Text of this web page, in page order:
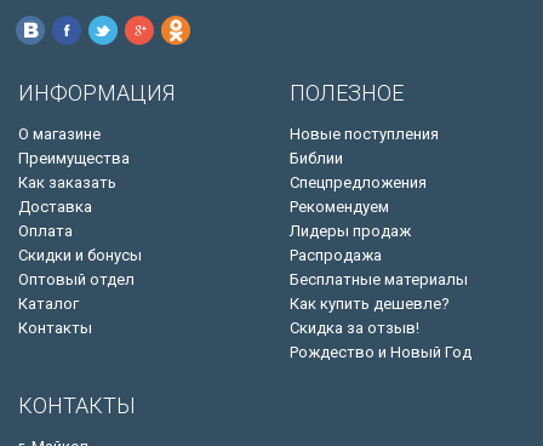
ИНФОРМАЦИЯ
О магазине
Преимущества
Как заказать
Доставка
Оплата
Скидки и бонусы
Оптовый отдел
Каталог
Контакты
ПОЛЕЗНОЕ
Новые поступления
Библии
Спецпредложения
Рекомендуем
Лидеры продаж
Распродажа
Бесплатные материалы
Как купить дешевле?
Скидка за отзыв!
Рождество и Новый Год
КОНТАКТЫ